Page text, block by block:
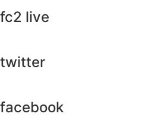
fc2 live
twitter
facebook